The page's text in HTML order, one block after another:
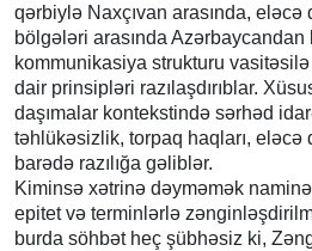
qərbiylə Naxçıvan arasında, eləcə
bölgələri arasında
kommunikasiya strukturu
dair prinsipləri razılaşdırıblar.
daşımalar kontekstində sərhəd
təhlükəsizlik, torpaq haqları, eləcə
barədə razılığa gəliblər.
Kiminsə xətrinə dəyməmək
epitet və terminlərlə
burda söhbət heç şübhəsiz ki,